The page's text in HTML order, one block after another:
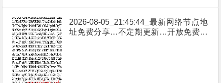
2026-08-05_21:45:44_最新网络节点地
址免费分享…不定期更新…开放免费分